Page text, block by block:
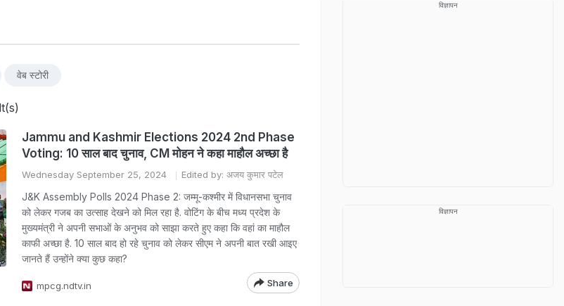
वेब स्टोरी
Jammu and Kashmir Elections 2024 2nd Phase
Voting: 10 साल बाद चुनाव, CM मोहन ने कहा माहौल अच्छा है
Wednesday September 25, 2024 Edited by: अजय कुमार पटेल
J&K Assembly Polls 2024 Phase 2: जम्मू-कश्मीर में विधानसभा चुनाव
को लेकर गजब का उत्साह देखने को मिल रहा है. वोटिंग के बीच मध्य प्रदेश के
मुख्यमंत्री ने अपनी सभाओं के अनुभव को साझा करते हुए कहा कि वहां का माहौल
काफी अच्छा है. 10 साल बाद हो रहे चुनाव को लेकर सीएम ने अपनी बात रखी आइए
जानते हैं उन्होंने क्या कुछ कहा?
mpcg.ndtv.in Share
विज्ञापन
विज्ञापन